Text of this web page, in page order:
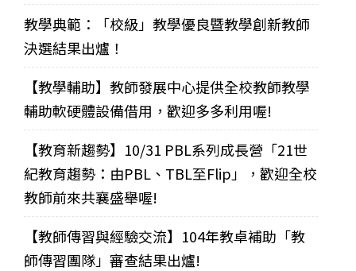
教學典範：「校級」教學優良暨教學創新教師
決選結果出爐！
【教學輔助】教師發展中心提供全校教師教學
輔助軟硬體設備借用，歡迎多多利用喔!
【教育新趨勢】10/31 PBL系列成長營「21世
紀教育趨勢：由PBL、TBL至Flip」，歡迎全校
教師前來共襄盛舉喔!
【教師傳習與經驗交流】104年教卓補助「教
師傳習團隊」審查結果出爐!